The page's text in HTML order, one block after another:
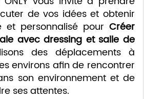
de vos idées et obtenir
et personnalisé pourCréer
avec dressing et salle de
des déplacements à
environs afin de rencontrer
son environnement et de
ses attentes.